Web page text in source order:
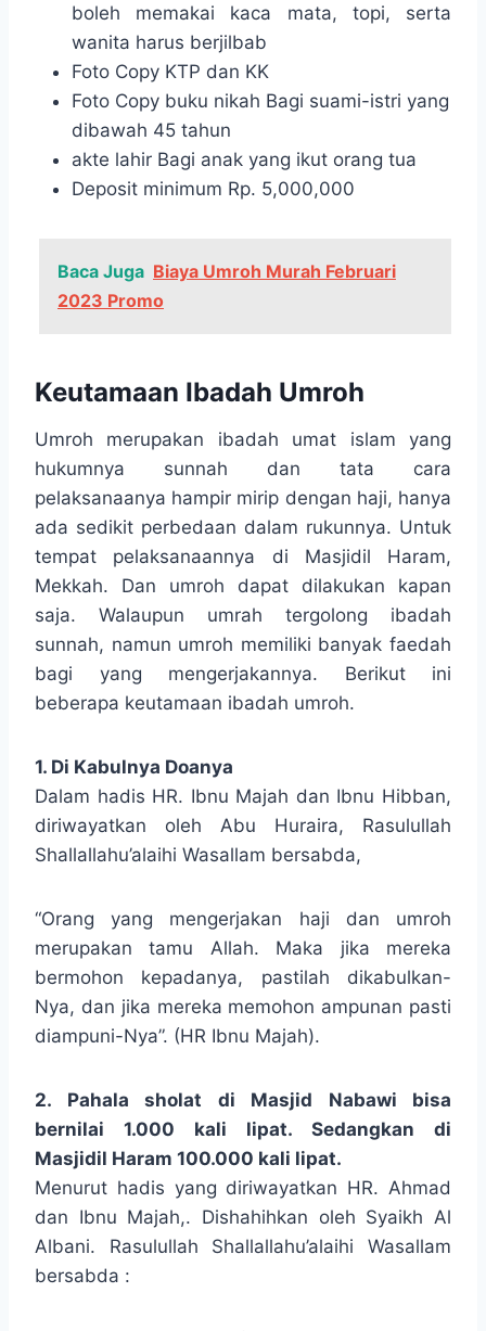
boleh memakai kaca mata, topi, serta
wanita harus berjilbab
Foto Copy KTP dan KK
Foto Copy buku nikah Bagi suami-istri yang
dibawah 45 tahun
akte lahir Bagi anak yang ikut orang tua
Deposit minimum Rp. 5,000,000
Baca Juga Biaya Umroh Murah Februari
2023 Promo
Keutamaan Ibadah Umroh
Umroh merupakan ibadah umat islam yang
hukumnya sunnah dan tata cara
pelaksanaanya hampir mirip dengan haji, hanya
ada sedikit perbedaan dalam rukunnya. Untuk
tempat pelaksanaannya di Masjidil Haram,
Mekkah. Dan umroh dapat dilakukan kapan
saja. Walaupun umrah tergolong ibadah
sunnah, namun umroh memiliki banyak faedah
bagi yang mengerjakannya. Berikut ini
beberapa keutamaan ibadah umroh.
1. Di Kabulnya Doanya
Dalam hadis HR. Ibnu Majah dan Ibnu Hibban,
diriwayatkan oleh Abu Huraira, Rasulullah
Shallallahu’alaihi Wasallam bersabda,
“Orang yang mengerjakan haji dan umroh
merupakan tamu Allah. Maka jika mereka
bermohon kepadanya, pastilah dikabulkan-
Nya, dan jika mereka memohon ampunan pasti
diampuni-Nya”. (HR Ibnu Majah).
2. Pahala sholat di Masjid Nabawi bisa
bernilai 1.000 kali lipat. Sedangkan di
Masjidil Haram 100.000 kali lipat.
Menurut hadis yang diriwayatkan HR. Ahmad
dan Ibnu Majah,. Dishahihkan oleh Syaikh Al
Albani. Rasulullah Shallallahu’alaihi Wasallam
bersabda :